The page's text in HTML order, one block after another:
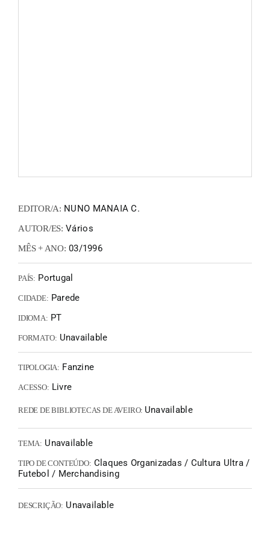
EDITOR/A: NUNO MANAIA C.
AUTOR/ES: Vários
MÊS + ANO: 03/1996
PAÍS: Portugal
CIDADE: Parede
IDIOMA: PT
FORMATO: Unavailable
TIPOLOGIA: Fanzine
ACESSO: Livre
REDE DE BIBLIOTECAS DE AVEIRO: Unavailable
TEMA: Unavailable
TIPO DE CONTEÚDO: Claques Organizadas / Cultura Ultra /
Futebol / Merchandising
DESCRIÇÃO: Unavailable